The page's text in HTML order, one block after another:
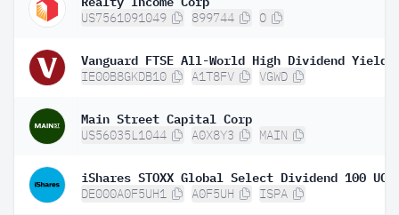
US7561091049 899744 O
IE00B8GKDB10 A1T8FV VGWD
Main Street Capital Corp
US56035L1044 A0X8Y3 MAIN
DE000A0F5UH1 A0F5UH ISPA